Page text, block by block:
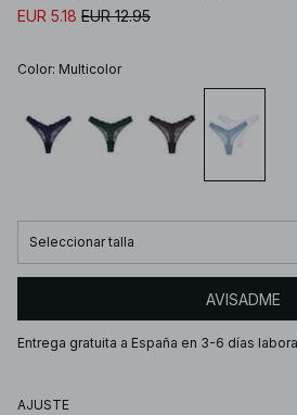
EUR 5.18 EUR 12.95
Color: Multicolor
Seleccionar talla
AVISADME
Entrega gratuita a España en 3-6 días
AJUSTE